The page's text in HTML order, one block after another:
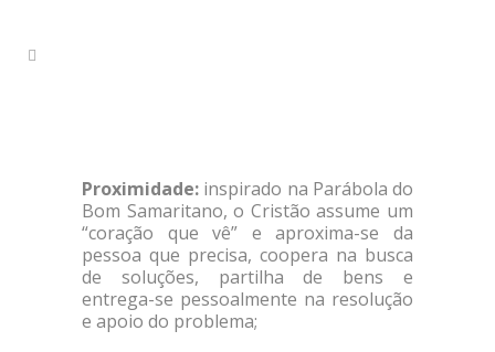
Proximidade: inspirado na Parábola do
Bom Samaritano, o Cristão assume um
“coração que vê” e aproxima-se da
pessoa que precisa, coopera na busca
de soluções, partilha de bens e
entrega-se pessoalmente na resolução
e apoio do problema;